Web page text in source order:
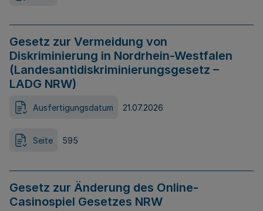
Gesetz zur Vermeidung von
Diskriminierung in Nordrhein-Westfalen
(Landesantidiskriminierungsgesetz –
LADG NRW)
Ausfertigungsdatum 21.07.2026
Seite 595
Gesetz zur Änderung des Online-
Casinospiel Gesetzes NRW